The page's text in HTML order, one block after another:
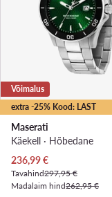
extra -25% Kood: LAST
Võimalus
Maserati
Käekell · Hõbedane
Praegune hind
236,99€
Tavahind297,95 €
Madalaim hind262,95 €